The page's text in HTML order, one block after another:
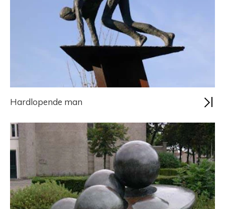
Hardlopende man